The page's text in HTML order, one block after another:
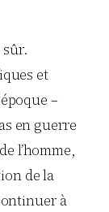
sûr.
et
–
en guerre
l’homme,
de la
à